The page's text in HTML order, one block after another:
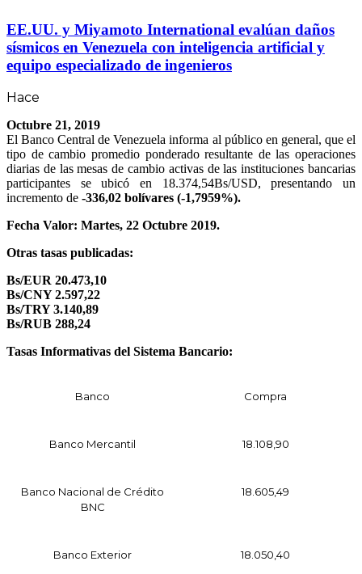
EE.UU. y Miyamoto International evalúan daños
sísmicos en Venezuela con inteligencia artificial y
equipo especializado de ingenieros
Hace
Octubre 21, 2019
El Banco Central de Venezuela informa al público en general, que el
tipo de cambio promedio ponderado resultante de las operaciones
diarias de las mesas de cambio activas de las instituciones bancarias
participantes se ubicó en 18.374,54Bs/USD, presentando un
incremento de -336,02 bolívares (-1,7959%).
Fecha Valor: Martes, 22 Octubre 2019.
Otras tasas publicadas:
Bs/EUR 20.473,10
Bs/CNY 2.597,22
Bs/TRY 3.140,89
Bs/RUB 288,24
Tasas Informativas del Sistema Bancario:
Banco Compra
Banco Mercantil 18.108,90
Banco Nacional de Crédito
BNC
18.605,49
Banco Exterior 18.050,40